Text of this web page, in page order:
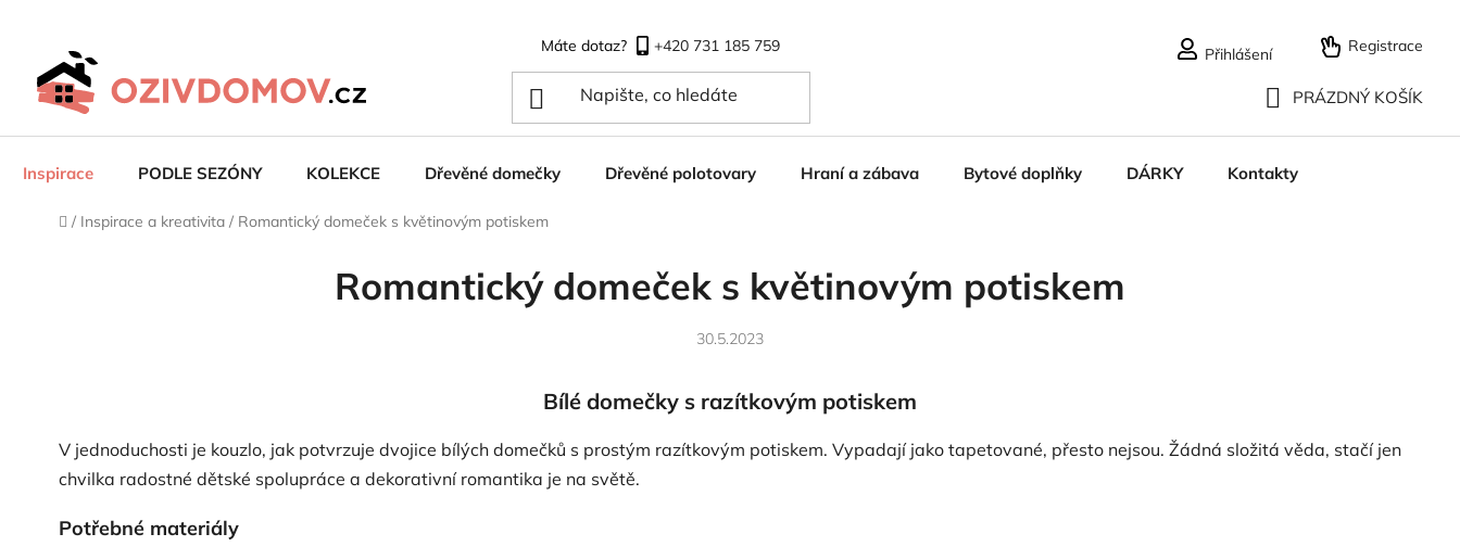
+420 731 185 759 Přihlášení Registrace
KOŠÍK
PRÁZDNÝ KOŠÍK
Inspirace PODLE SEZÓNY KOLEKCE Dřevěné domečky Dřevěné polotovary Hraní a zábava Bytové doplňky DÁRKY Kontakty
Domů
/ Inspirace a kreativita / Romantický domeček s květinovým potiskem
Romantický domeček s květinovým potiskem
30.5.2023
Bílé domečky s razítkovým potiskem
V jednoduchosti je kouzlo, jak potvrzuje dvojice bílých domečků s prostým razítkovým potiskem. Vypadají jako tapetované, přesto nejsou. Žádná složitá věda, stačí jen
chvilka radostné dětské spolupráce a dekorativní romantika je na světě.
Potřebné materiály